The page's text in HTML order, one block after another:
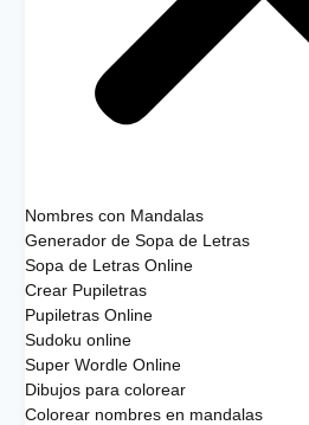
Nombres con Mandalas
Generador de Sopa de Letras
Sopa de Letras Online
Crear Pupiletras
Pupiletras Online
Sudoku online
Super Wordle Online
Dibujos para colorear
Colorear nombres en mandalas